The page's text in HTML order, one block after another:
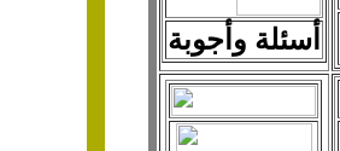
أسئلة وأجوبة